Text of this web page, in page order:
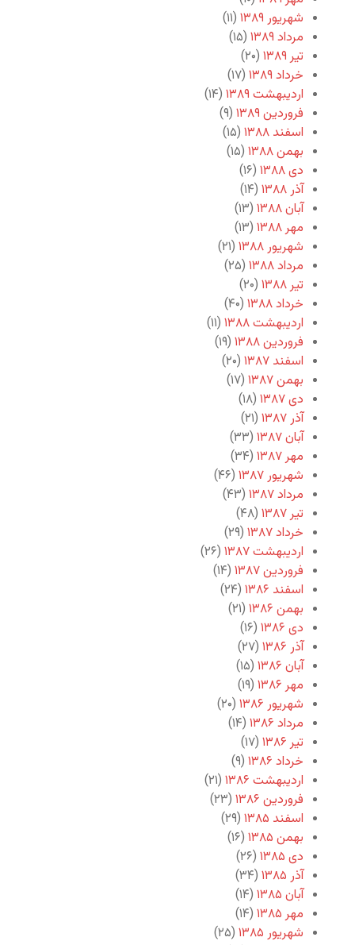
شهریور ۱۳۸۹
(۱۱)
مرداد ۱۳۸۹
(۱۵)
تیر ۱۳۸۹
(۲۰)
خرداد ۱۳۸۹
(۱۷)
اردیبهشت ۱۳۸۹
(۱۴)
فروردین ۱۳۸۹
(۹)
اسفند ۱۳۸۸
(۱۵)
بهمن ۱۳۸۸
(۱۵)
دی ۱۳۸۸
(۱۶)
آذر ۱۳۸۸
(۱۴)
آبان ۱۳۸۸
(۱۳)
مهر ۱۳۸۸
(۱۳)
شهریور ۱۳۸۸
(۲۱)
مرداد ۱۳۸۸
(۲۵)
تیر ۱۳۸۸
(۲۰)
خرداد ۱۳۸۸
(۴۰)
اردیبهشت ۱۳۸۸
(۱۱)
فروردین ۱۳۸۸
(۱۹)
اسفند ۱۳۸۷
(۲۰)
بهمن ۱۳۸۷
(۱۷)
دی ۱۳۸۷
(۱۸)
آذر ۱۳۸۷
(۲۱)
آبان ۱۳۸۷
(۳۳)
مهر ۱۳۸۷
(۳۴)
شهریور ۱۳۸۷
(۴۶)
مرداد ۱۳۸۷
(۴۳)
تیر ۱۳۸۷
(۴۸)
خرداد ۱۳۸۷
(۲۹)
اردیبهشت ۱۳۸۷
(۲۶)
فروردین ۱۳۸۷
(۱۴)
اسفند ۱۳۸۶
(۲۴)
بهمن ۱۳۸۶
(۲۱)
دی ۱۳۸۶
(۱۶)
آذر ۱۳۸۶
(۲۷)
آبان ۱۳۸۶
(۱۵)
مهر ۱۳۸۶
(۱۹)
شهریور ۱۳۸۶
(۲۰)
مرداد ۱۳۸۶
(۱۴)
تیر ۱۳۸۶
(۱۷)
خرداد ۱۳۸۶
(۹)
اردیبهشت ۱۳۸۶
(۲۱)
فروردین ۱۳۸۶
(۲۳)
اسفند ۱۳۸۵
(۲۹)
بهمن ۱۳۸۵
(۱۶)
دی ۱۳۸۵
(۲۶)
آذر ۱۳۸۵
(۳۴)
آبان ۱۳۸۵
(۱۴)
مهر ۱۳۸۵
(۱۴)
شهریور ۱۳۸۵
(۲۵)